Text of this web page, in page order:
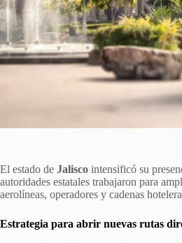
El estado de Jalisco intensificó su
autoridades estatales trabajaron para
aerolíneas, operadores y cadenas
Estrategia para abrir nuevas rutas